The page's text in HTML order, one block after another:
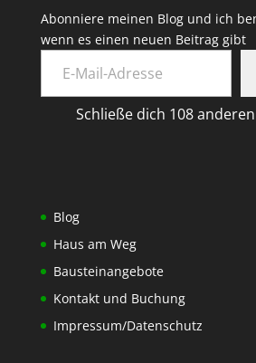
Abonniere meinen Blog und ich
wenn es einen neuen Beitrag gibt
E-Mail-Adresse
Schließe dich 108
Blog
Haus am Weg
Bausteinangebote
Kontakt und Buchung
Impressum/Datenschutz